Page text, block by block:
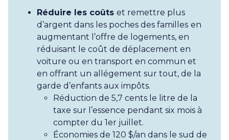
Réduire les coûts et remettre plus
d’argent dans les poches des familles en
augmentant l’offre de logements, en
réduisant le coût de déplacement en
voiture ou en transport en commun et
en offrant un allégement sur tout, de la
garde d’enfants aux impôts.
Réduction de 5,7 cents le litre de la
taxe sur l’essence pendant six mois à
compter du 1er juillet.
Économies de 120 $/an dans le sud de